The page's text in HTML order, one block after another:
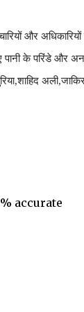
और अधिकारियों
पानी के परिंडे और
,शाहिद अली,
accurate